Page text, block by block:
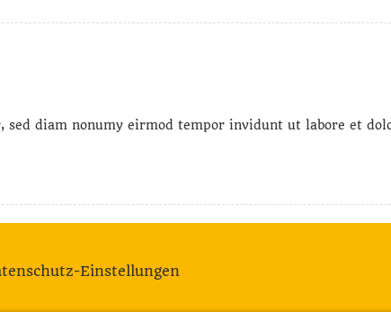
diam nonumy eirmod tempor invidunt ut labore et
Einstellungen